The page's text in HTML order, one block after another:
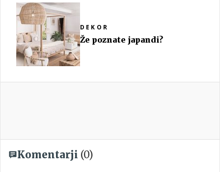
DEKOR
Že poznate japandi?
Komentarji (0)